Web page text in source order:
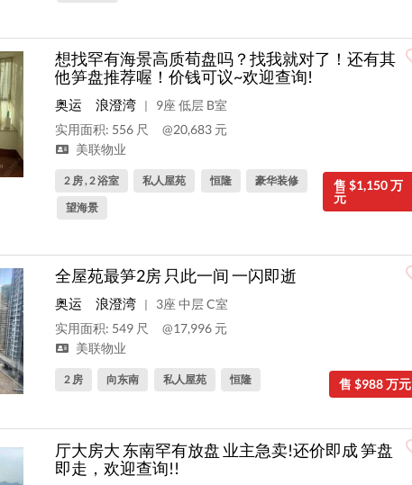
想找罕有海景高质荀盘吗？找我就对了！还有其
他笋盘推荐喔！价钱可议~欢迎查询!
奥运 浪澄湾 |
9座 低层 B室
实用面积: 556 尺
@20,683 元
美联物业
售 $1,150 万
元
2 房 , 2 浴室 私人屋苑 恒隆
豪华装修
望海景
全屋苑最笋2房 只此一间 一闪即逝
奥运 浪澄湾 |
3座 中层 C室
实用面积: 549 尺
@17,996 元
美联物业
售 $988 万元
2 房 向东南 私人屋苑 恒隆
厅大房大 东南罕有放盘 业主急卖!还价即成 笋盘
即走，欢迎查询!!